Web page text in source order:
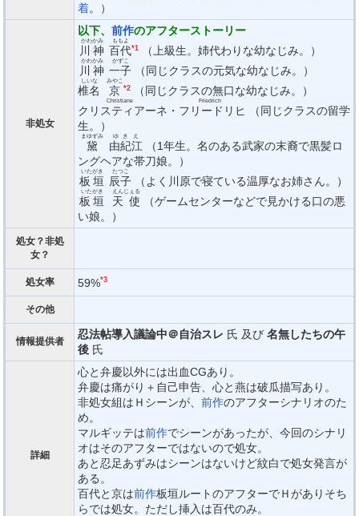
着。）
非処女
以下、 前作のアフターストーリー
川神
かわかみ
百代
ももよ
*1
（上級生。姉代わりな幼なじみ。）
川神
かわかみ
一子
かずこ
（同じクラスの元気な幼なじみ。）
椎名
しいな
京
みやこ
*2
（同じクラスの無口な幼なじみ。）
クリスティアーネ
Christiane
・ フリードリヒ
Friedrich
（同じクラスの留学
生。）
黛
まゆずみ
由紀江
ゆきえ
（1年生。名のある武家の末裔で黒髪ロ
ングヘアな帯刀娘。）
板垣
いたがき
辰子
たつこ
（よく川原で寝ている温厚なお姉さん。）
板垣
いたがき
天使
えんじぇる
（ゲームセンターなどで見かける口の悪
い娘。）
処女？非処
女？
処女率 59%*3
その他
情報提供者
忍法帖導入議論中＠自治スレ 氏 及び 名無したちの午
後 氏
詳細
心と弁慶以外には出血CGあり。
弁慶は痛がり＋自己申告、心と燕は破瓜描写あり。
非処女組はＨシーンが、 前作のアフターシナリオのた
め。
マルギッテは前作でシーンがあったが、今回のシナリ
オはそのアフターではないので処女。
あと忍足あずみはシーンはないけど紋白で処女発言が
ある。
百代と京は前作板垣ルートのアフターでＨがありそち
らでは処女。ただし挿入は百代のみ。